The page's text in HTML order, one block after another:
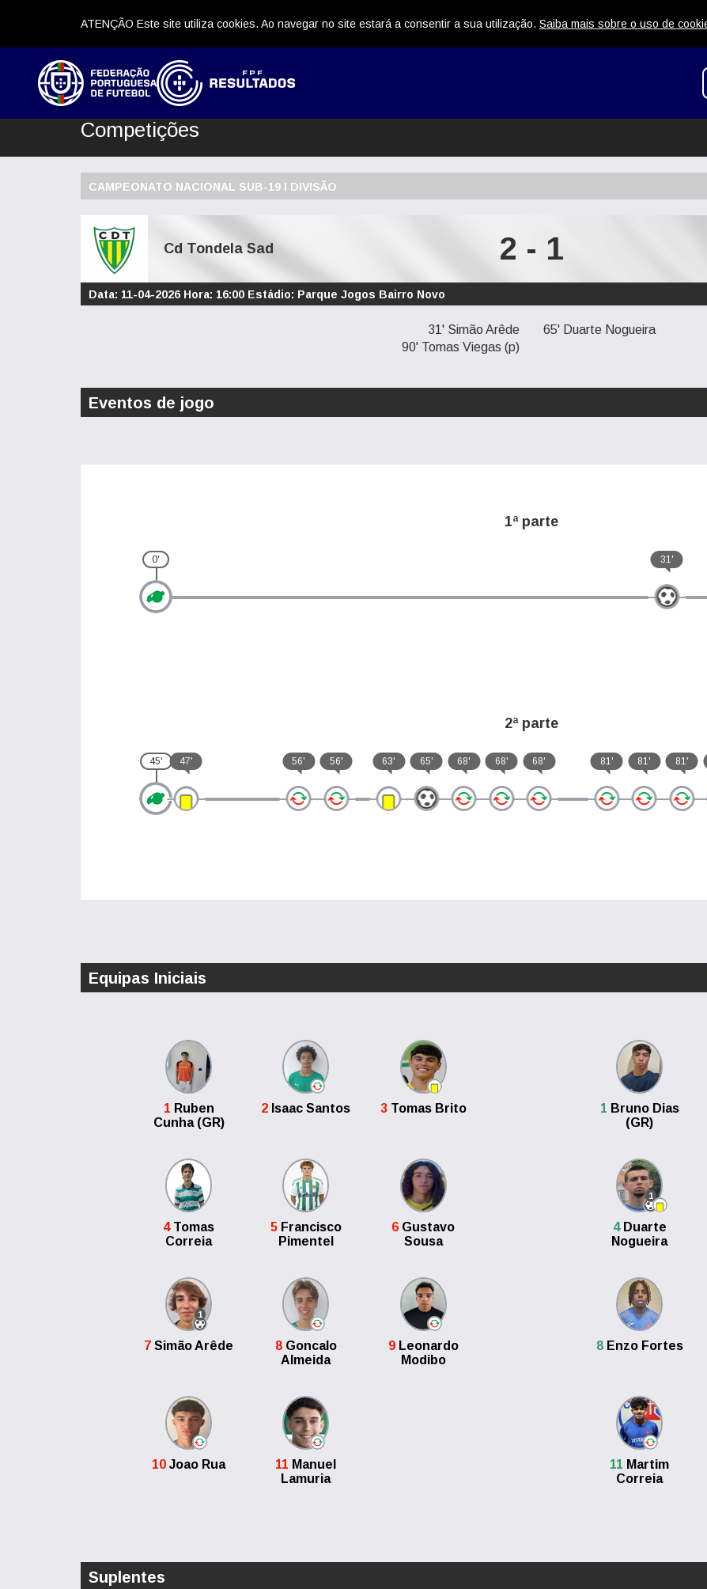
ATENÇÃO Este site utiliza cookies. Ao navegar no site estará a consentir a sua utilização. Saiba mais sobre o uso de
Competições
CAMPEONATO NACIONAL SUB-19 I DIVISÃO
Cd Tondela Sad 2 - 1
Data: 11-04-2026 Hora: 16:00 Estádio: Parque Jogos Bairro Novo
31' Simão Arêde
90' Tomas Viegas (p)
65' Duarte Nogueira
Eventos de jogo
1ª parte
0' 31'
2ª parte
45' 47' 56' 56' 63' 65' 68' 68' 68' 81' 81' 81'
Equipas Iniciais
1 Ruben
Cunha (GR)
2 Isaac Santos 3Tomas Brito
4Tomas
Correia
5Francisco
Pimentel
6 Gustavo
Sousa
1
7 Simão Arêde 8Goncalo
Almeida
9Leonardo
Modibo
10 Joao Rua 11 Manuel
Lamuria
1 Bruno Dias
(GR)
1
4Duarte
Nogueira
8Enzo Fortes
11 Martim
Correia
Suplentes